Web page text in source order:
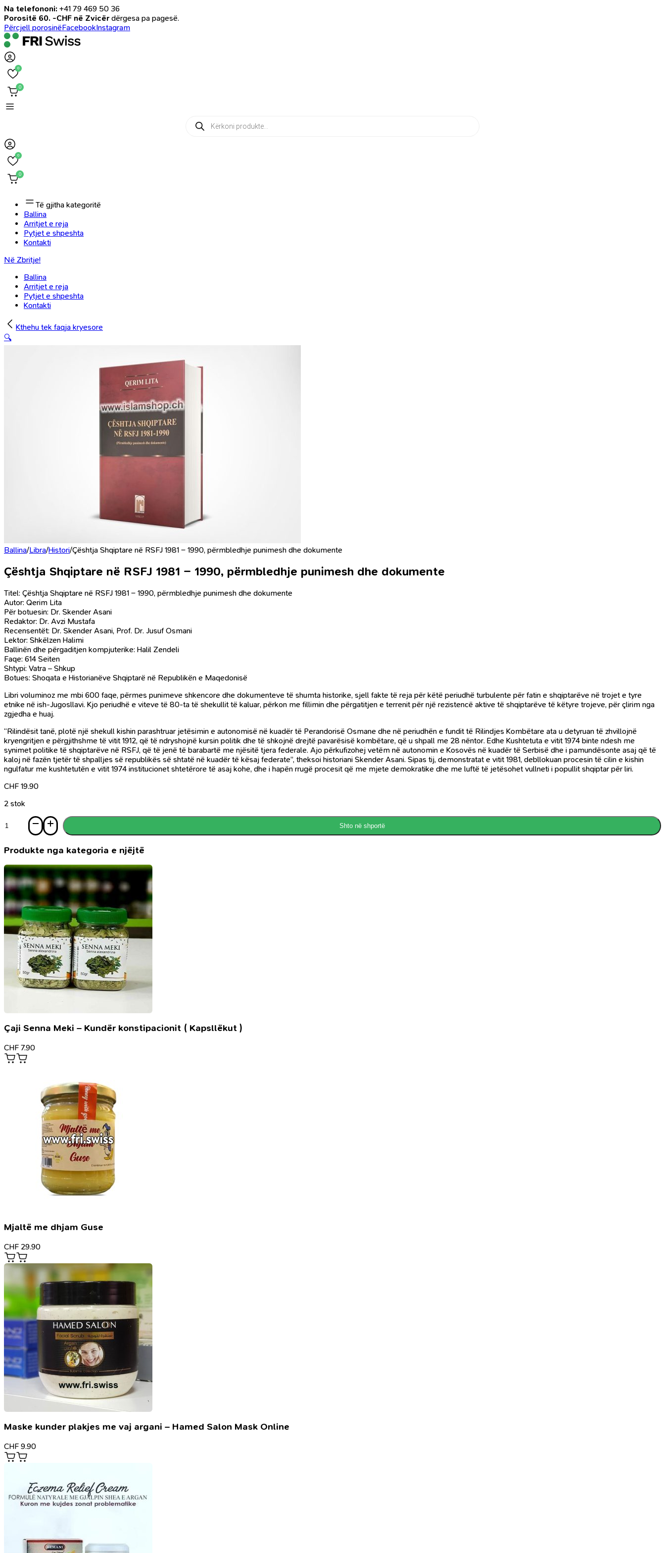
Na telefononi: +41 79 469 50 36
Porositë 60. -CHF në Zvicër dërgesa pa pagesë.
Përcjell porosinëFacebookInstagram
0
0
Products
search
0
0
Të gjitha kategoritë
Ballina
Arritjet e reja
Pytjet e shpeshta
Kontakti
Në Zbritje!
Ballina
Arritjet e reja
Pytjet e shpeshta
Kontakti
Kthehu tek faqja kryesore
🔍
Ballina/Libra/Histori/Çështja Shqiptare në RSFJ 1981 – 1990, përmbledhje punimesh dhe dokumente
Çështja Shqiptare në RSFJ 1981 – 1990, përmbledhje punimesh dhe dokumente
Titel: Çështja Shqiptare në RSFJ 1981 – 1990, përmbledhje punimesh dhe dokumente
Autor: Qerim Lita
Për botuesin: Dr. Skender Asani
Redaktor: Dr. Avzi Mustafa
Recensentët: Dr. Skender Asani, Prof. Dr. Jusuf Osmani
Lektor: Shkëlzen Halimi
Ballinën dhe përgaditjen kompjuterike: Halil Zendeli
Faqe: 614 Seiten
Shtypi: Vatra – Shkup
Botues: Shoqata e Historianëve Shqiptarë në Republikën e Maqedonisë
Libri voluminoz me mbi 600 faqe, përmes punimeve shkencore dhe dokumenteve të shumta historike, sjell fakte të reja për këtë periudhë turbulente për fatin e shqiptarëve në trojet e tyre
etnike në ish-Jugosllavi. Kjo periudhë e viteve të 80-ta të shekullit të kaluar, përkon me fillimin dhe përgatitjen e terrenit për një rezistencë aktive të shqiptarëve të këtyre trojeve, për çlirim nga
zgjedha e huaj.
“Rilindësit tanë, plotë një shekull kishin parashtruar jetësimin e autonomisë në kuadër të Perandorisë Osmane dhe në periudhën e fundit të Rilindjes Kombëtare ata u detyruan të zhvillojnë
kryengritjen e përgjithshme të vitit 1912, që të ndryshojnë kursin politik dhe të shkojnë drejtë pavarësisë kombëtare, që u shpall me 28 nëntor. Edhe Kushtetuta e vitit 1974 binte ndesh me
synimet politike të shqiptarëve në RSFJ, që të jenë të barabartë me njësitë tjera federale. Ajo përkufizohej vetëm në autonomin e Kosovës në kuadër të Serbisë dhe i pamundësonte asaj që të
kaloj në fazën tjetër të shpalljes së republikës së shtatë në kuadër të kësaj federate”, theksoi historiani Skender Asani. Sipas tij, demonstratat e vitit 1981, debllokuan procesin të cilin e kishin
ngulfatur me kushtetutën e vitit 1974 institucionet shtetërore të asaj kohe, dhe i hapën rrugë procesit që me mjete demokratike dhe me luftë të jetësohet vullneti i popullit shqiptar për liri.
CHF 19.90
2 stok
Çështja
në
1981
-
1990,
përmbledhje
punimesh
dhe
dokumente
Shto në shportë
Produkte nga kategoria e njëjtë
Çaji Senna Meki – Kundër konstipacionit ( Kapsllëkut )
CHF 7.90
Mjaltë me dhjam Guse
CHF 29.90
Maske kunder plakjes me vaj argani – Hamed Salon Mask Online
CHF 9.90